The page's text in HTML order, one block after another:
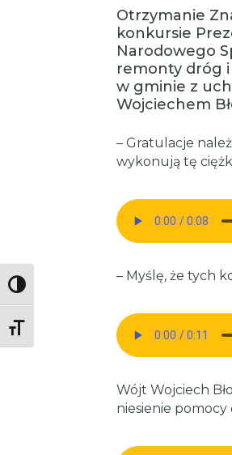
Toggle High Contrast
Toggle Font size
Otrzymanie
konkursie
Narodowego
remonty dróg i
w gminie z
Wojciechem
– Gratulacje
wykonują tę
– Myślę, że tych
Wójt Wojciech
niesienie pomocy